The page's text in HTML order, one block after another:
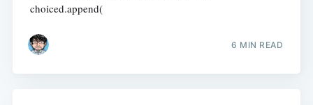
choiced.append(
6 MIN READ